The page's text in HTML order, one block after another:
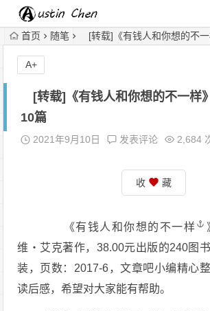
首页 随笔 [转载]《有钱人和你想的不
[转载]《有钱人和你想的不一样
10篇
2021年9月10日 发表评论 2,684
收 藏
《有钱人和你想的不一样
维‧艾克著作，38.00元出版的240图
装，页数：2017-6，文章吧小编精心
读后感，希望对大家能有帮助。
A+